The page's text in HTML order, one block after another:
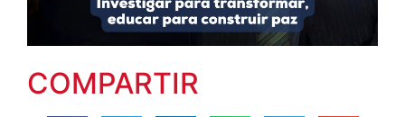
COMPARTIR